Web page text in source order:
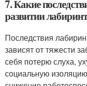
7. Какие
развитии
Последствия
зависят от тяжести
себя потерю слуха,
социальную